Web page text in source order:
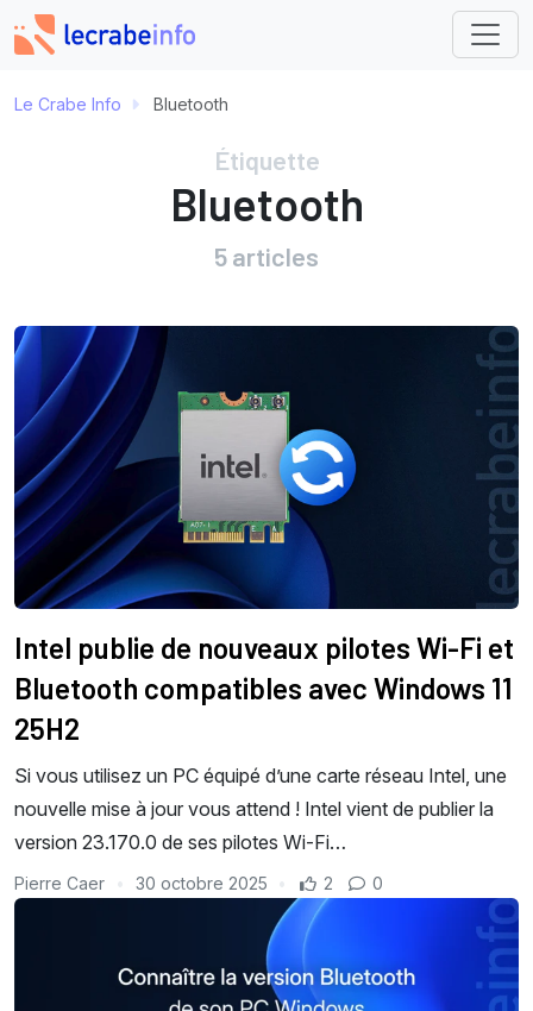
Le Crabe Info Bluetooth
Étiquette
Bluetooth
5 articles
Intel publie de nouveaux pilotes Wi-Fi et
Bluetooth compatibles avec Windows 11
25H2
Si vous utilisez un PC équipé d’une carte réseau Intel, une
nouvelle mise à jour vous attend ! Intel vient de publier la
version 23.170.0 de ses pilotes Wi-Fi…
Pierre Caer 30 octobre 2025 2 0